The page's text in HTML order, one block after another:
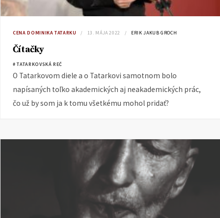
CENA DOMINIKA TATARKU 13. MÁJA 2022 ERIK JAKUB GROCH
Čítačky
# TATARKOVSKÁ REČ
O Tatarkovom diele a o Tatarkovi samotnom bolo
napísaných toľko akademických aj neakademických prác,
čo už by som ja k tomu všetkému mohol pridať?